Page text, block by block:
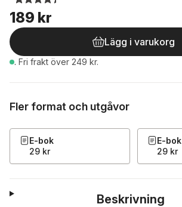
189 kr
Lägg i varukorg
. Fri frakt över 249 kr.
Fler format och utgåvor
E-bok
29 kr
E-bok
29 kr
Beskrivning